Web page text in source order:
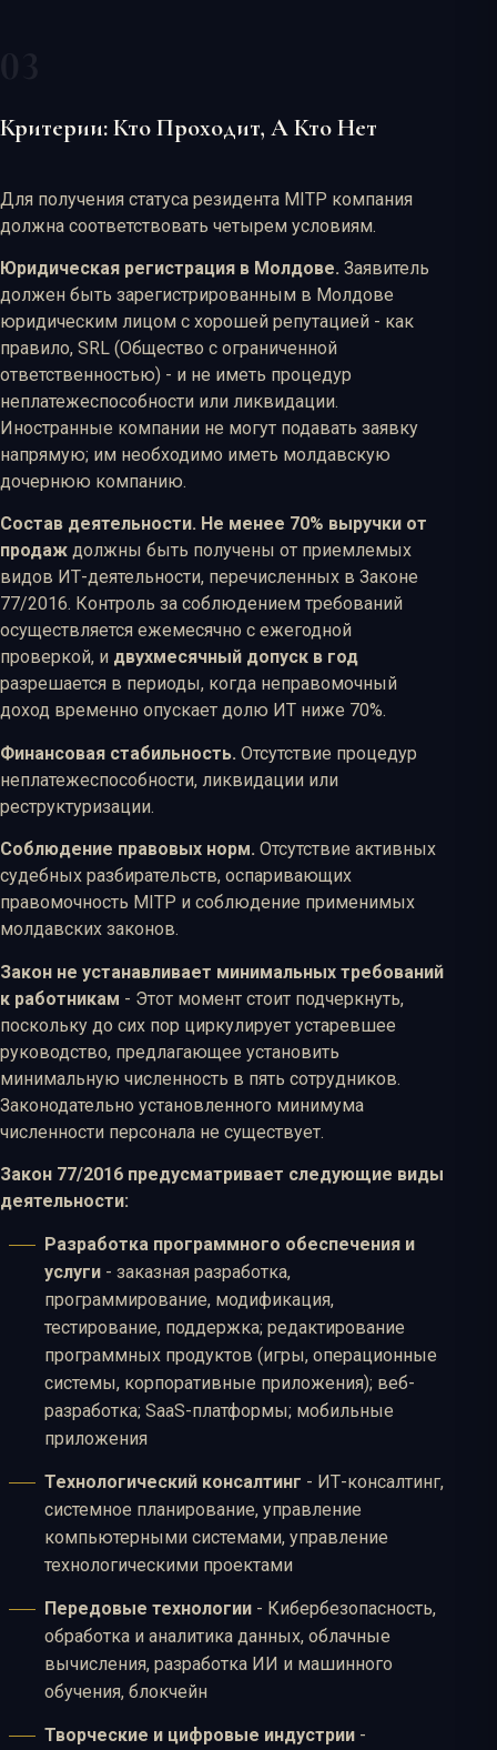
Критерии: Кто Проходит, А Кто Нет
Для получения статуса резидента MITP компания
должна соответствовать четырем условиям.
Юридическая регистрация в Молдове. Заявитель
должен быть зарегистрированным в Молдове
юридическим лицом с хорошей репутацией - как
правило, SRL (Общество с ограниченной
ответственностью) - и не иметь процедур
неплатежеспособности или ликвидации.
Иностранные компании не могут подавать заявку
напрямую; им необходимо иметь молдавскую
дочернюю компанию.
Состав деятельности. Не менее 70% выручки от
продаж должны быть получены от приемлемых
видов ИТ-деятельности, перечисленных в Законе
77/2016. Контроль за соблюдением требований
осуществляется ежемесячно с ежегодной
проверкой, и двухмесячный допуск в год
разрешается в периоды, когда неправомочный
доход временно опускает долю ИТ ниже 70%.
Финансовая стабильность. Отсутствие процедур
неплатежеспособности, ликвидации или
реструктуризации.
Соблюдение правовых норм. Отсутствие активных
судебных разбирательств, оспаривающих
правомочность MITP и соблюдение применимых
молдавских законов.
Закон не устанавливает минимальных требований
к работникам - Этот момент стоит подчеркнуть,
поскольку до сих пор циркулирует устаревшее
руководство, предлагающее установить
минимальную численность в пять сотрудников.
Законодательно установленного минимума
численности персонала не существует.
Закон 77/2016 предусматривает следующие виды
деятельности:
Разработка программного обеспечения и
услуги - заказная разработка,
программирование, модификация,
тестирование, поддержка; редактирование
программных продуктов (игры, операционные
системы, корпоративные приложения); веб-
разработка; SaaS-платформы; мобильные
приложения
Технологический консалтинг - ИТ-консалтинг,
системное планирование, управление
компьютерными системами, управление
технологическими проектами
Передовые технологии - Кибербезопасность,
обработка и аналитика данных, облачные
вычисления, разработка ИИ и машинного
обучения, блокчейн
Творческие и цифровые индустрии -